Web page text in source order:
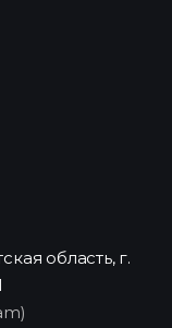
область, г.